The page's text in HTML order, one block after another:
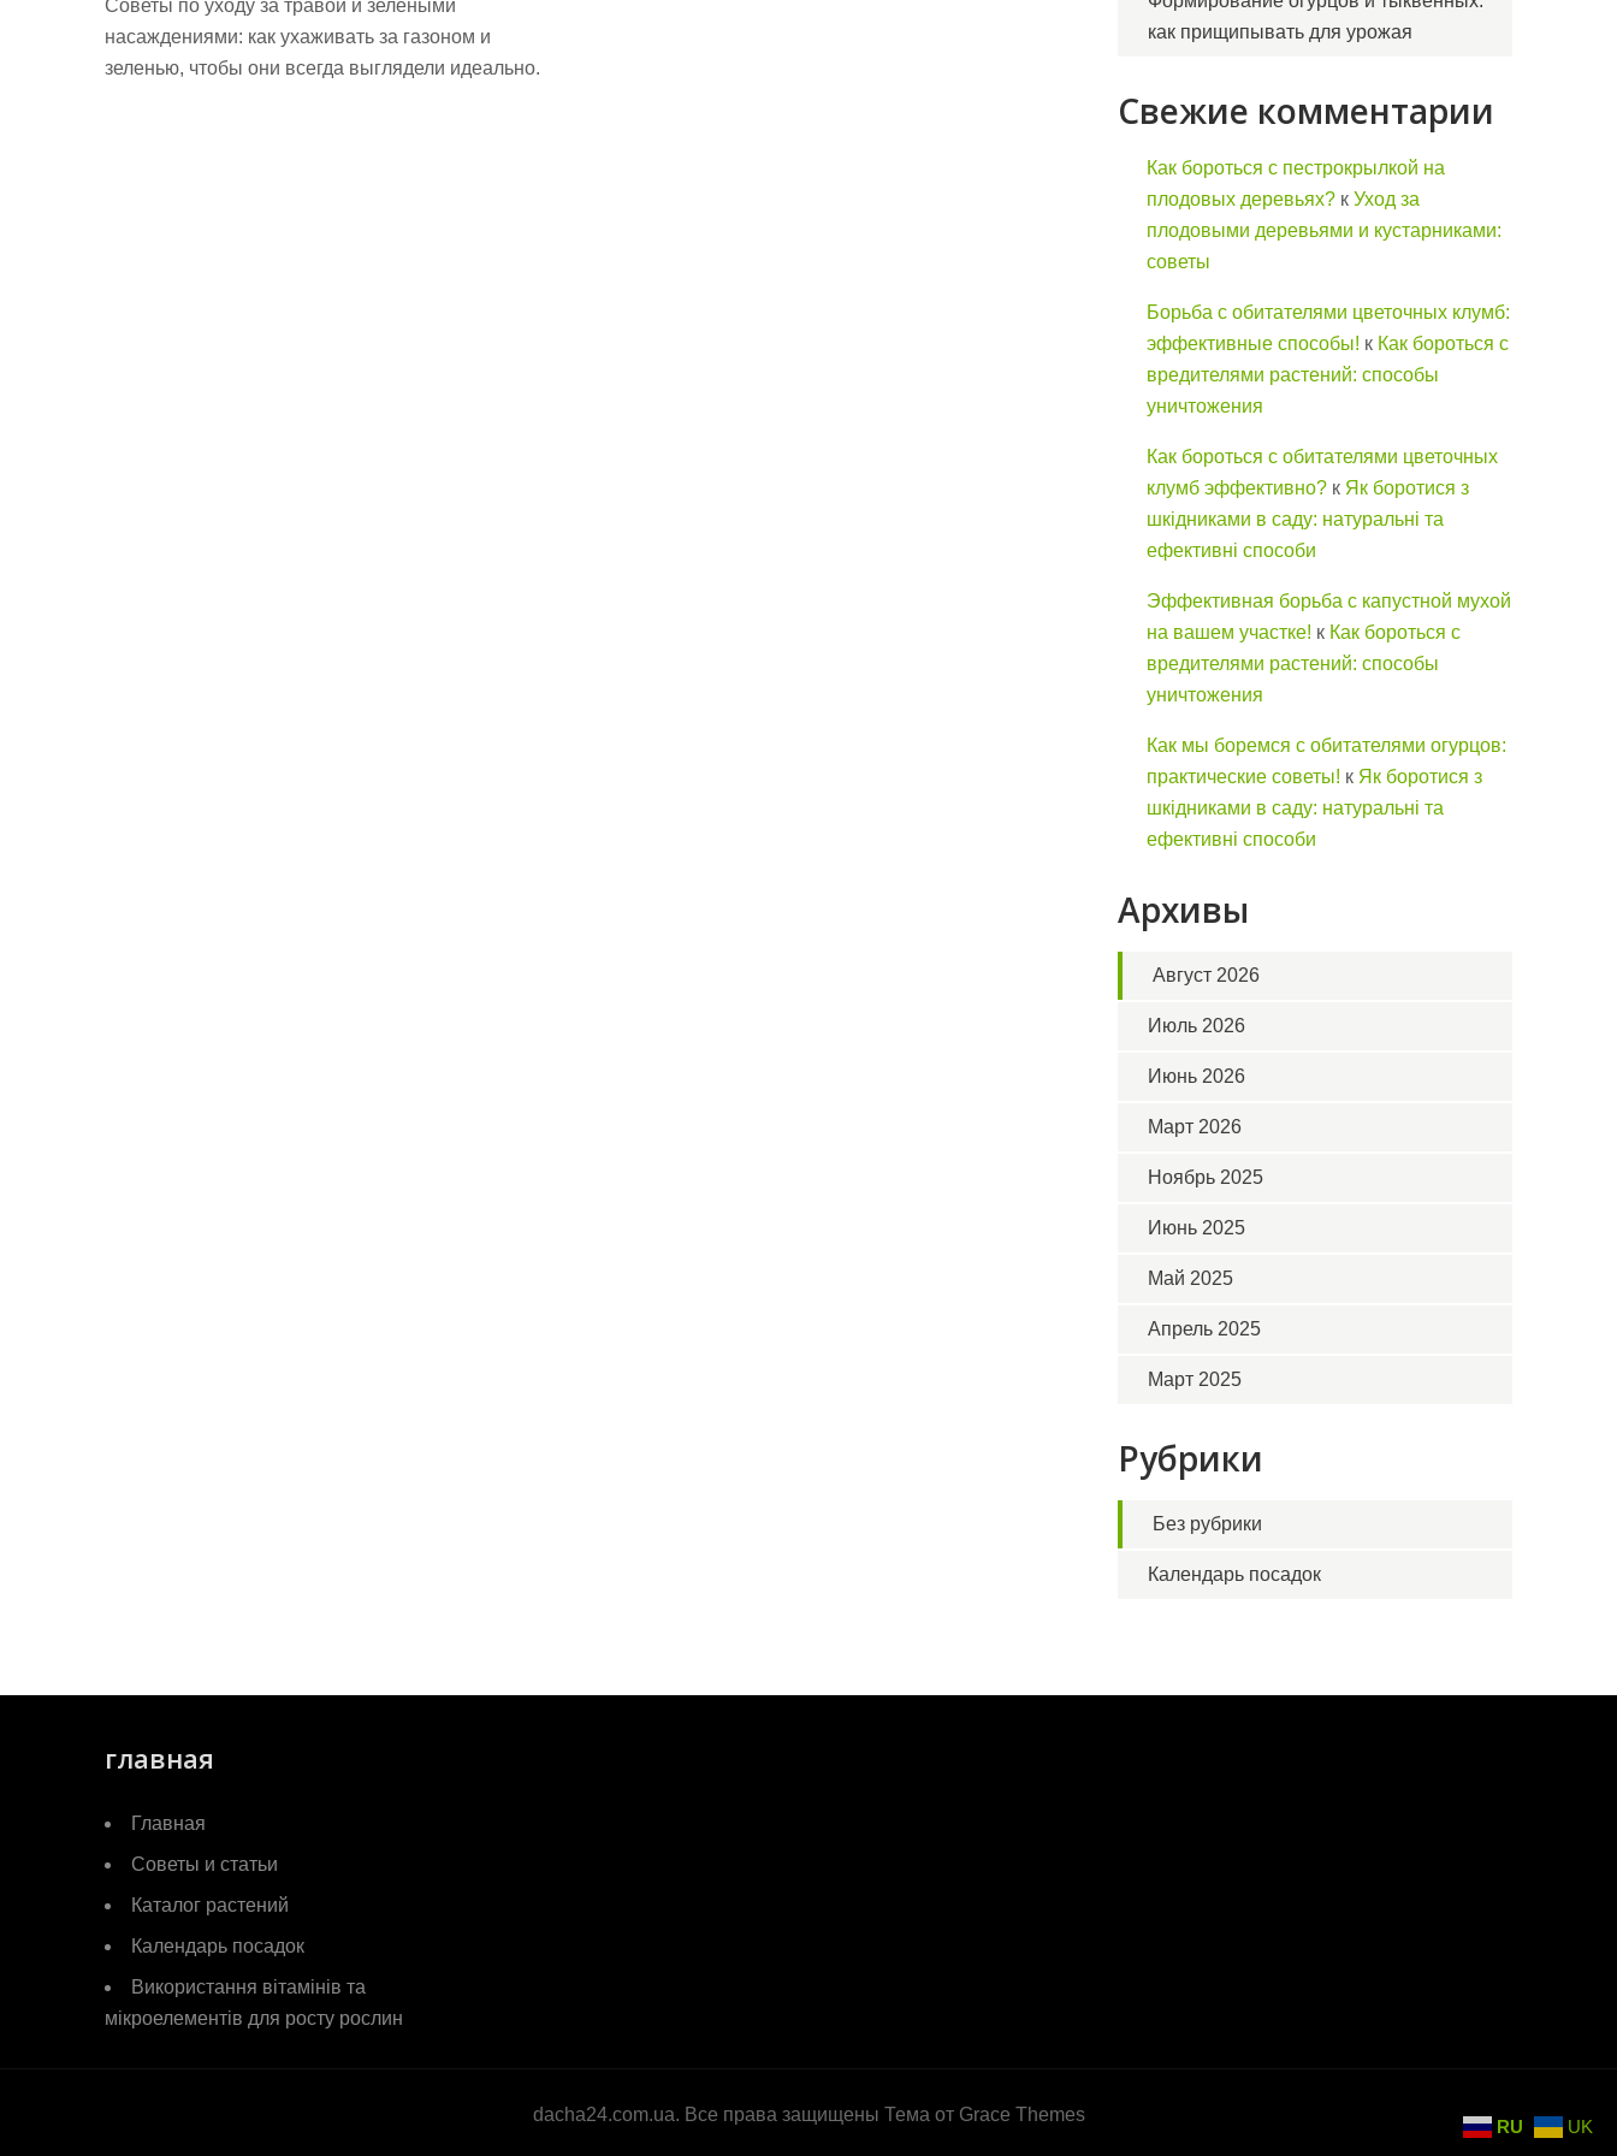
Советы по уходу за травой и зелеными
насаждениями: как ухаживать за газоном и
зеленью, чтобы они всегда выглядели идеально.
как прищипывать для урожая
Свежие комментарии
Как бороться с пестрокрылкой на
плодовых деревьях? кУход за
плодовыми деревьями и кустарниками:
советы
Борьба с обитателями цветочных клумб:
эффективные способы! к Как бороться с
вредителями растений: способы
уничтожения
Как бороться с обитателями цветочных
клумб эффективно? к Як боротися з
шкідниками в саду: натуральні та
ефективні способи
Эффективная борьба с капустной мухой
на вашем участке! к Как бороться с
вредителями растений: способы
уничтожения
Как мы боремся с обитателями огурцов:
практические советы! к Як боротися з
шкідниками в саду: натуральні та
ефективні способи
Архивы
Август 2026
Июль 2026
Июнь 2026
Март 2026
Ноябрь 2025
Июнь 2025
Май 2025
Апрель 2025
Март 2025
Рубрики
Без рубрики
Календарь посадок
главная
Главная
Советы и статьи
Каталог растений
Календарь посадок
Використання вітамінів та
мікроелементів для росту рослин
dacha24.com.ua. Все права защищены Тема от Grace Themes
RU UK